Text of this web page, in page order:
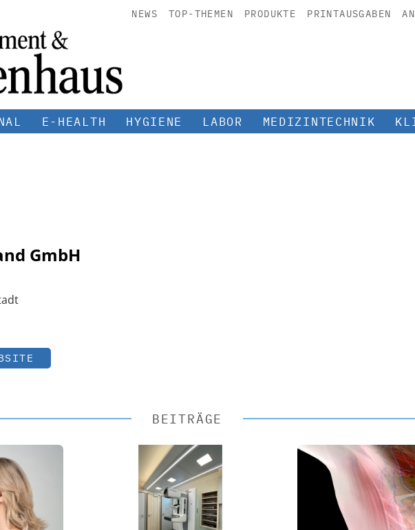
NEWS TOP-THEMEN PRODUKTE PRINTAUSGABEN
E-HEALTH HYGIENE LABOR MEDIZINTECHNIK
GmbH
BEITRÄGE